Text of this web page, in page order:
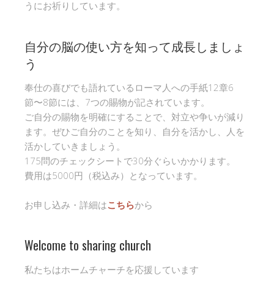
うにお祈りしています。
自分の脳の使い方を知って成長しましょ
う
奉仕の喜びでも語れているローマ人への手紙12章6
節〜8節には、7つの賜物が記されています。
ご自分の賜物を明確にすることで、対立や争いが減り
ます。ぜひご自分のことを知り、自分を活かし、人を
活かしていきましょう。
175問のチェックシートで30分ぐらいかかります。
費用は5000円（税込み）となっています。
お申し込み・詳細はこちらから
Welcome to sharing church
私たちはホームチャーチを応援しています